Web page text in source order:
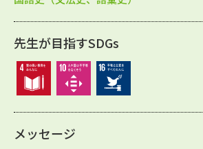
先生が目指すSDGs
メッセージ